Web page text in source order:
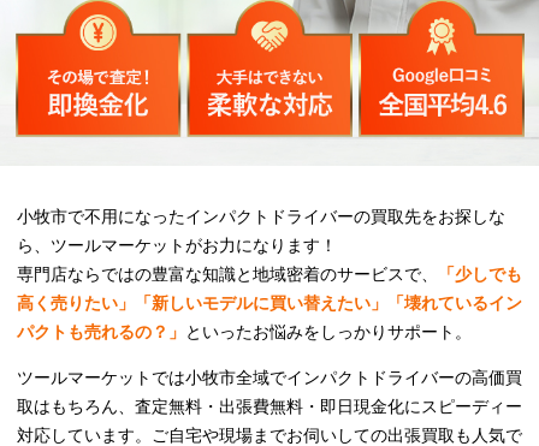
小牧市で不用になったインパクトドライバーの買取先をお探しな
ら、ツールマーケットがお力になります！
専門店ならではの豊富な知識と地域密着のサービスで、
「少しでも
高く売りたい」「新しいモデルに買い替えたい」「壊れているイン
パクトも売れるの？」 といったお悩みをしっかりサポート。
ツールマーケットでは小牧市全域でインパクトドライバーの高価買
取はもちろん、査定無料・出張費無料・即日現金化にスピーディー
対応しています。ご自宅や現場までお伺いしての出張買取も人気で